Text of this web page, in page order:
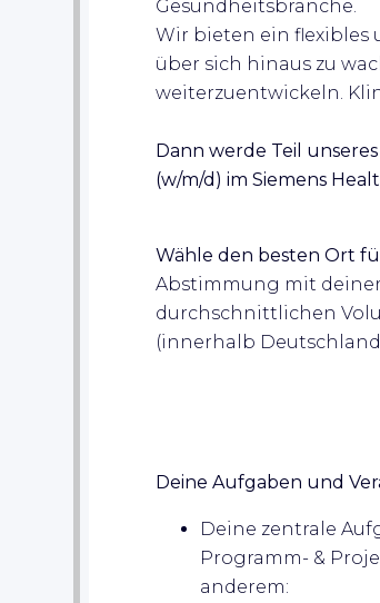
Gesundheitsbranche.
Wir bieten ein flexibles
über sich hinaus zu
weiterzuentwickeln.
Dann werde Teil
(w/m/d) im Siemens
Wähle den besten Ort
Abstimmung mit
durchschnittlichen
(innerhalb
Deine Aufgaben und
Deine zentrale
Programm- &
anderem: